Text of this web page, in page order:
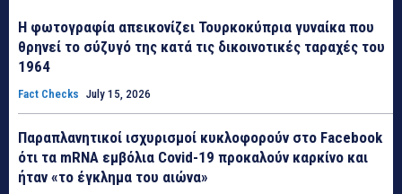
Η φωτογραφία απεικονίζει Τουρκοκύπρια γυναίκα που
θρηνεί το σύζυγό της κατά τις δικοινοτικές ταραχές του
1964
Fact Checks July 15, 2026
Παραπλανητικοί ισχυρισμοί κυκλοφορούν στο Facebook
ότι τα mRNA εμβόλια Covid-19 προκαλούν καρκίνο και
ήταν «το έγκλημα του αιώνα»